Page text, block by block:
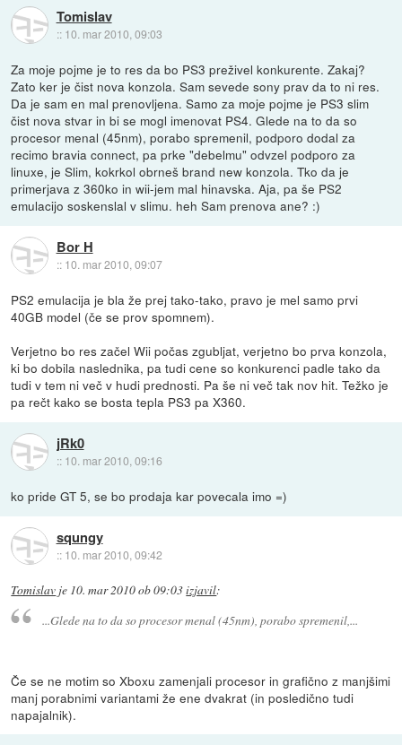
Tomislav
:: 10. mar 2010, 09:03
Za moje pojme je to res da bo PS3 preživel konkurente. Zakaj?
Zato ker je čist nova konzola. Sam sevede sony prav da to ni res.
Da je sam en mal prenovljena. Samo za moje pojme je PS3 slim
čist nova stvar in bi se mogl imenovat PS4. Glede na to da so
procesor menal (45nm), porabo spremenil, podporo dodal za
recimo bravia connect, pa prke "debelmu" odvzel podporo za
linuxe, je Slim, kokrkol obrneš brand new konzola. Tko da je
primerjava z 360ko in wii-jem mal hinavska. Aja, pa še PS2
emulacijo soskenslal v slimu. heh Sam prenova ane? :)
Bor H
:: 10. mar 2010, 09:07
PS2 emulacija je bla že prej tako-tako, pravo je mel samo prvi
40GB model (če se prov spomnem).
Verjetno bo res začel Wii počas zgubljat, verjetno bo prva konzola,
ki bo dobila naslednika, pa tudi cene so konkurenci padle tako da
tudi v tem ni več v hudi prednosti. Pa še ni več tak nov hit. Težko je
pa rečt kako se bosta tepla PS3 pa X360.
jRk0
:: 10. mar 2010, 09:16
ko pride GT 5, se bo prodaja kar povecala imo =)
squngy
:: 10. mar 2010, 09:42
Tomislav je 10. mar 2010 ob 09:03izjavil:
...Glede na to da so procesor menal (45nm), porabo spremenil,...
Če se ne motim so Xboxu zamenjali procesor in grafično z manjšimi
manj porabnimi variantami že ene dvakrat (in posledično tudi
napajalnik).